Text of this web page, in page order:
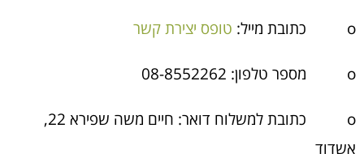
o כתובת מייל: טופס יצירת קשר
o מספר טלפון: 08-8552262
o כתובת למשלוח דואר: חיים משה שפירא 22,
אשדוד